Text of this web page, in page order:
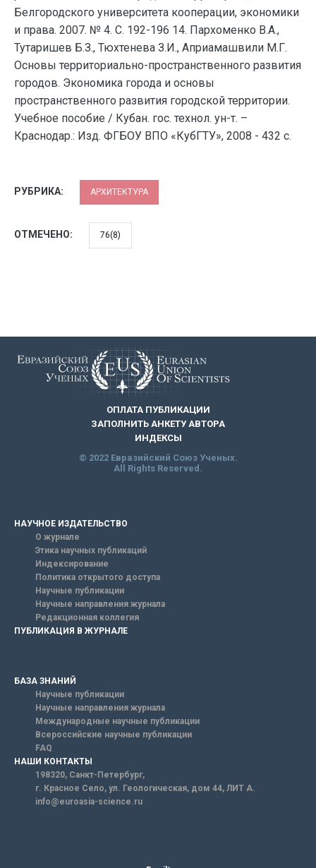
Белгородского университета кооперации, экономики
и права. 2007. № 4. С. 192-196 14. Пархоменко В.А.,
Тутаришев Б.З., Тюхтенева З.И., Априамашвили М.Г.
Основы территориально-пространственного развития
городов. Экономика города и основы
пространственного развития городской территории.
Учебное пособие / Кубан. гос. технол. ун-т. –
Краснодар.: Изд. ФГБОУ ВПО «КубГТУ», 2008 - 432 с.
РУБРИКА: АРХИТЕКТУРА
ОТМЕЧЕНО: 76(8)
ОПЛАТА ПУБЛИКАЦИИ
ЗАПОЛНИТЬ АНКЕТУ АВТОРА
ИНДЕКСЫ
© 2022 Евразийский Союз Ученых.
All Rights Reserved.
НАУЧНОЕ ИЗДАТЕЛЬСТВО
О журнале
Этика научных публикаций
Индексирование
Политика открытого доступа
Научные публикации
Научные направления журнала
Редакционная коллегия
ПУБЛИКАЦИЯ В ЖУРНАЛЕ
БАЗА ЗНАНИЙ
Научные публикации
Научные направления журнала
Международные научные публикации
Всероссийские научные публикации
FAQ
НАШИ КОНТАКТЫ
198320, Санкт-Петербург,
г. Красное Село, ул. Геологическая, дом 44, ЛИТ А.
info@euroasia-science.ru